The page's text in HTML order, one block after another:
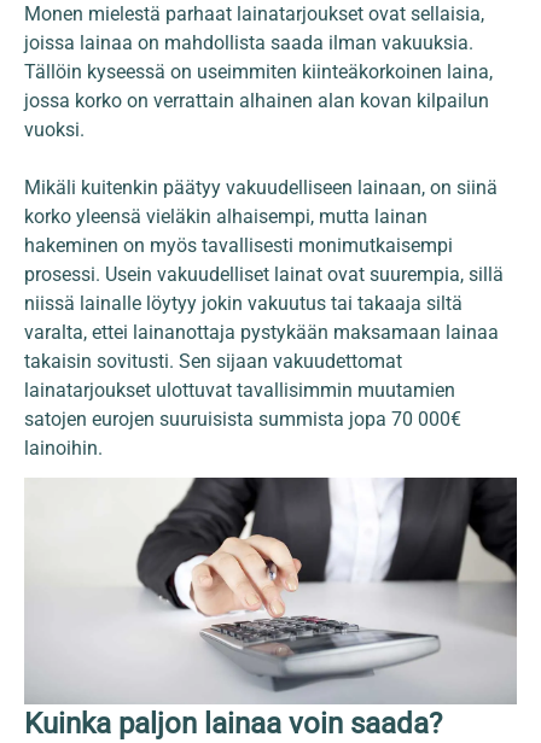
Monen mielestä parhaat lainatarjoukset ovat sellaisia,
joissa lainaa on mahdollista saada ilman vakuuksia.
Tällöin kyseessä on useimmiten kiinteäkorkoinen laina,
jossa korko on verrattain alhainen alan kovan kilpailun
vuoksi.
Mikäli kuitenkin päätyy vakuudelliseen lainaan, on siinä
korko yleensä vieläkin alhaisempi, mutta lainan
hakeminen on myös tavallisesti monimutkaisempi
prosessi. Usein vakuudelliset lainat ovat suurempia, sillä
niissä lainalle löytyy jokin vakuutus tai takaaja siltä
varalta, ettei lainanottaja pystykään maksamaan lainaa
takaisin sovitusti. Sen sijaan vakuudettomat
lainatarjoukset ulottuvat tavallisimmin muutamien
satojen eurojen suuruisista summista jopa 70 000€
lainoihin.
Kuinka paljon lainaa voin saada?